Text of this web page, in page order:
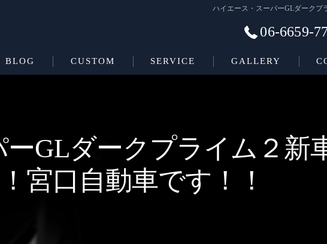
ハイエース・スーパーGLダークプ
06-6659-
BLOG CUSTOM SERVICE GALLERY
GLダークプライム２新
宮口自動車です！！